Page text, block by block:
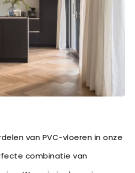
van PVC-vloeren in onze
combinatie van